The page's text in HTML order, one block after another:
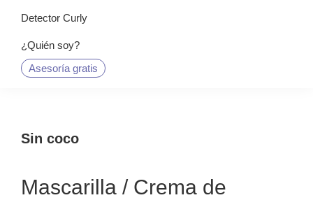
Detector Curly
¿Quién soy?
Asesoría gratis
Sin coco
Mascarilla / Crema de